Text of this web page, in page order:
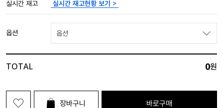
실시간 재고
실시간 재고현황 보기 >
옵션 옵션
TOTAL 0원
장바구니 바로구매